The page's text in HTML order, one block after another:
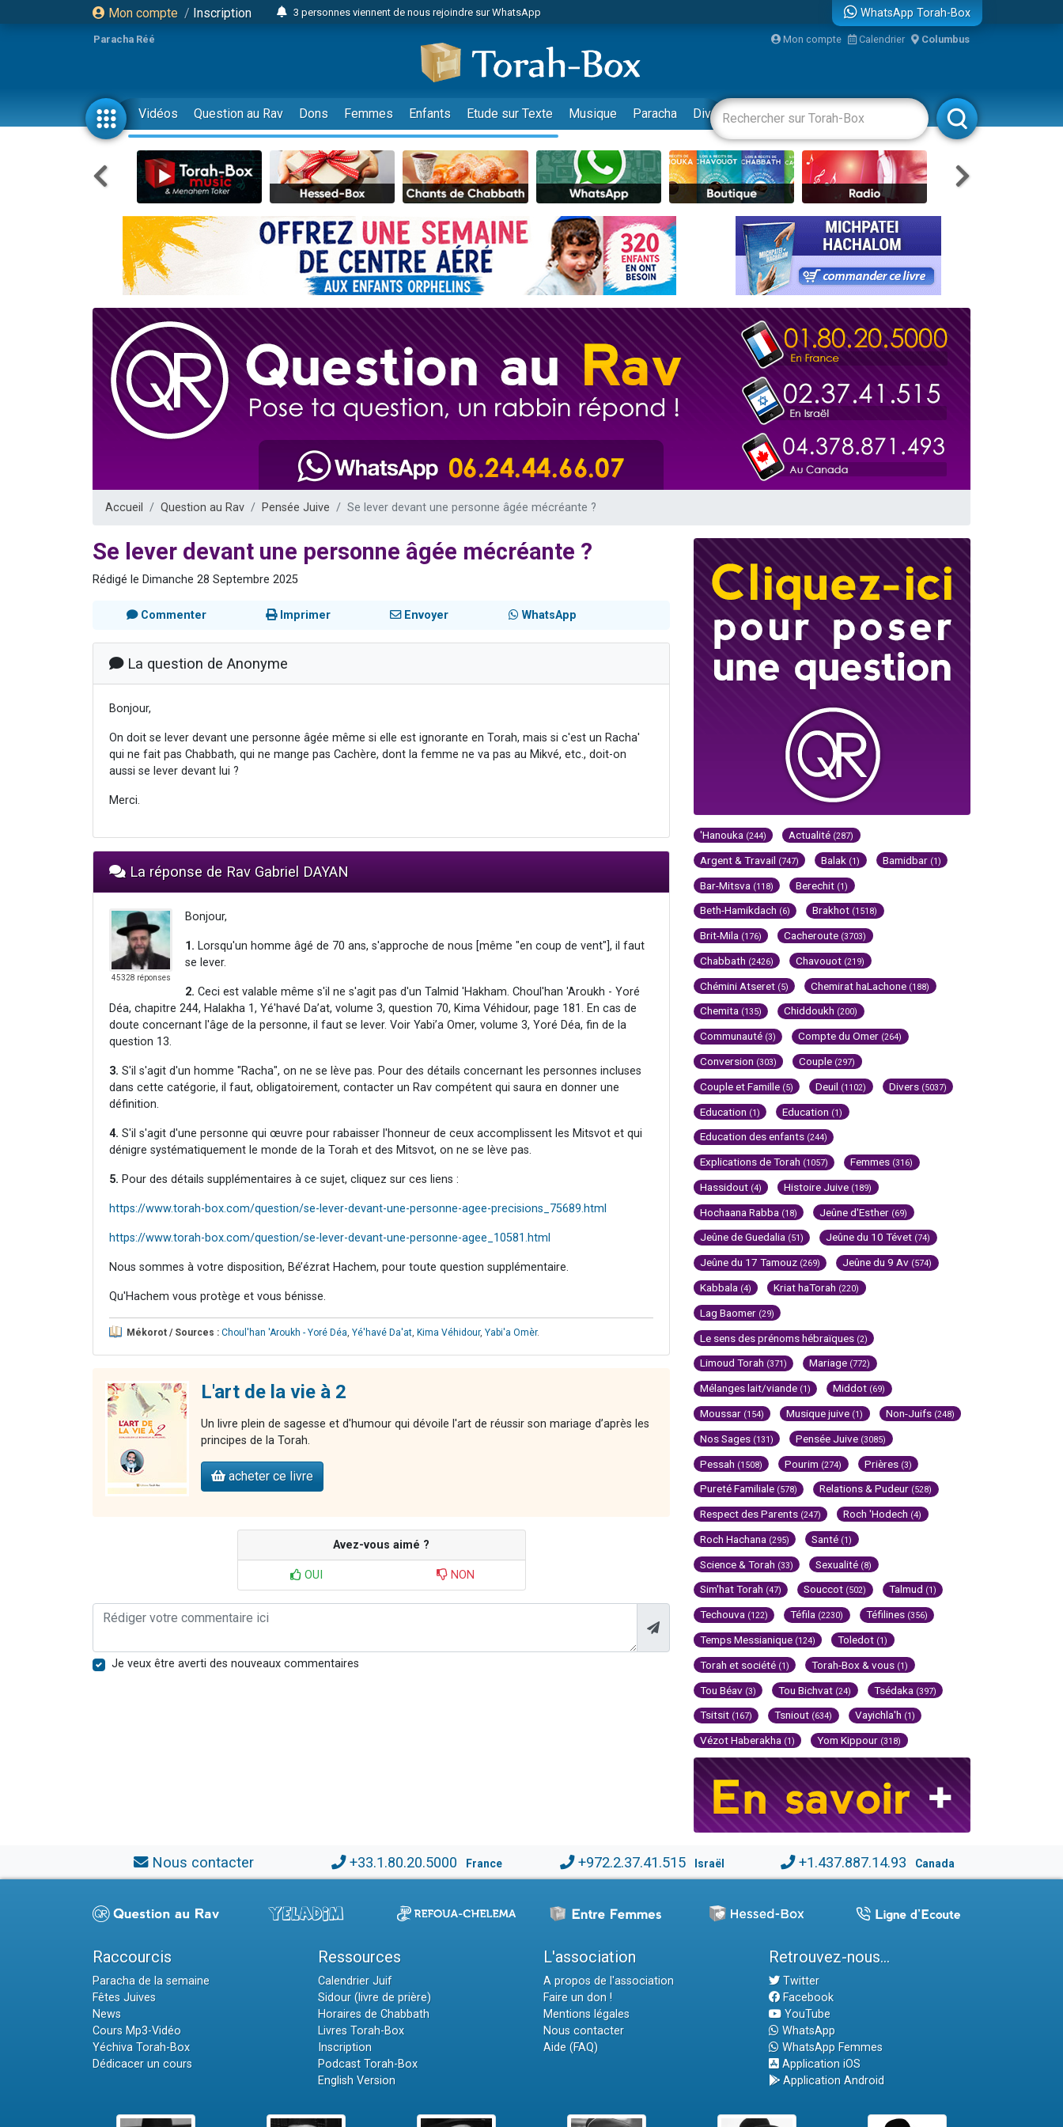
Mon compte / Inscription
3 personnes viennent de nous rejoindre sur WhatsApp
3 personnes viennent de faire un don pour 5 jours de vacances aux Orphelins
3 personnes viennent de faire un don pour Diane, 80 ans, dans un appartement insalubre
2 personnes viennent de nous rejoindre sur WhatsApp
13 personnes viennent de demander une bénédiction
30 personnes viennent de faire un don pour Sauvez la jambe de Yohan
Il reste 49 places pour étudier en groupe sur Zoom
12 nouvelles musiques dans Torah-Box Music
3 personnes viennent de nous rejoindre sur WhatsApp
2 personnes viennent de nous rejoindre sur WhatsApp
2 nouvelles musiques dans Torah-Box Music
3 personnes viennent de nous rejoindre sur WhatsApp
8 personnes viennent de faire un don pour Tsédaka : pauvres d'Israel
Nouvelle émission radio : Visions de grandeur n°104 : Le Chabbath et le Birkat Hamazone à travers le temps
61 personnes viennent de demander une bénédiction
Ariel vient de donner son Maasser
Nathaniel vient de donner son Maasser
4 personnes viennent de nous rejoindre sur WhatsApp
WhatsApp Torah-Box
Paracha Réé Mon compte Calendrier Columbus
Vidéos Question au Rav Dons Femmes Enfants Etude sur Texte Musique Paracha Divertissements Livres Rabbanim
Accueil Question au Rav Pensée Juive Se lever devant une personne âgée mécréante ?
Se lever devant une personne âgée mécréante ?
Rédigé le Dimanche 28 Septembre 2025
Commenter Imprimer Envoyer WhatsApp
La question de Anonyme
Bonjour,
On doit se lever devant une personne âgée même si elle est ignorante en Torah, mais si c'est un Racha'
qui ne fait pas Chabbath, qui ne mange pas Cachère, dont la femme ne va pas au Mikvé, etc., doit-on
aussi se lever devant lui ?
Merci.
La réponse de Rav Gabriel DAYAN
45328 réponses
Bonjour,
1. Lorsqu'un homme âgé de 70 ans, s'approche de nous [même "en coup de vent"], il faut
se lever.
2. Ceci est valable même s'il ne s'agit pas d'un Talmid 'Hakham. Choul'han 'Aroukh - Yoré
Déa, chapitre 244, Halakha 1, Yé'havé Da’at, volume 3, question 70, Kima Véhidour, page 181. En cas de
doute concernant l'âge de la personne, il faut se lever. Voir Yabi’a Omer, volume 3, Yoré Déa, fin de la
question 13.
3. S'il s'agit d'un homme "Racha", on ne se lève pas. Pour des détails concernant les personnes incluses
dans cette catégorie, il faut, obligatoirement, contacter un Rav compétent qui saura en donner une
définition.
4. S'il s'agit d'une personne qui œuvre pour rabaisser l'honneur de ceux accomplissent les Mitsvot et qui
dénigre systématiquement le monde de la Torah et des Mitsvot, on ne se lève pas.
5. Pour des détails supplémentaires à ce sujet, cliquez sur ces liens :
https://www.torah-box.com/question/se-lever-devant-une-personne-agee-precisions_75689.html
https://www.torah-box.com/question/se-lever-devant-une-personne-agee_10581.html
Nous sommes à votre disposition, Bé’ézrat Hachem, pour toute question supplémentaire.
Qu'Hachem vous protège et vous bénisse.
Mékorot / Sources : Choul'han 'Aroukh - Yoré Déa Yé'havé Da'at Kima Véhidour, Yabi'a Omèr.
L'art de la vie à 2
Un livre plein de sagesse et d'humour qui dévoile l'art de réussir son mariage d’après les
principes de la Torah.
acheter ce livre
Avez-vous aimé ?
OUI NON
Je veux être averti des nouveaux commentaires
'Hanouka (244) Actualité (287)
Argent & Travail (747) Balak (1) Bamidbar (1)
Bar-Mitsva (118) Berechit (1)
Beth-Hamikdach (6) Brakhot (1518)
Brit-Mila (176) Cacheroute (3703)
Chabbath (2426) Chavouot (219)
Chémini Atseret (5) Chemirat haLachone (188)
Chemita (135) Chiddoukh (200)
Communauté (3) Compte du Omer (264)
Conversion (303) Couple (297)
Couple et Famille (5) Deuil (1102) Divers (5037)
Education (1) Education (1)
Education des enfants (244)
Explications de Torah (1057) Femmes (316)
Hassidout (4) Histoire Juive (189)
Hochaana Rabba (18) Jeûne d'Esther (69)
Jeûne de Guedalia (51) Jeûne du 10 Tévet (74)
Jeûne du 17 Tamouz (269) Jeûne du 9 Av (574)
Kabbala (4) Kriat haTorah (220)
Lag Baomer (29)
Le sens des prénoms hébraïques (2)
Limoud Torah (371) Mariage (772)
Mélanges lait/viande (1) Middot (69)
Moussar (154) Musique juive (1) Non-Juifs (248)
Nos Sages (131) Pensée Juive (3085)
Pessah (1508) Pourim (274) Prières (3)
Pureté Familiale (578) Relations & Pudeur (528)
Respect des Parents (247) Roch 'Hodech (4)
Roch Hachana (295) Santé (1)
Science & Torah (33) Sexualité (8)
Sim'hat Torah (47) Souccot (502) Talmud (1)
Techouva (122) Téfila (2230) Téfilines (356)
Temps Messianique (124) Toledot (1)
Torah et société (1) Torah-Box & vous (1)
Tou Béav (3) Tou Bichvat (24) Tsédaka (397)
Tsitsit (167) Tsniout (634) Vayichla'h (1)
Vézot Haberakha (1) Yom Kippour (318)
Nous contacter +33.1.80.20.5000 France +972.2.37.41.515 Israël +1.437.887.14.93 Canada
Raccourcis
Paracha de la semaine
Fêtes Juives
News
Cours Mp3-Vidéo
Yéchiva Torah-Box
Dédicacer un cours
Ressources
Calendrier Juif
Sidour (livre de prière)
Horaires de Chabbath
Livres Torah-Box
Inscription
Podcast Torah-Box
English Version
L'association
A propos de l'association
Faire un don !
Mentions légales
Nous contacter
Aide (FAQ)
Retrouvez-nous...
Twitter
Facebook
YouTube
WhatsApp
WhatsApp Femmes
Application iOS
Application Android